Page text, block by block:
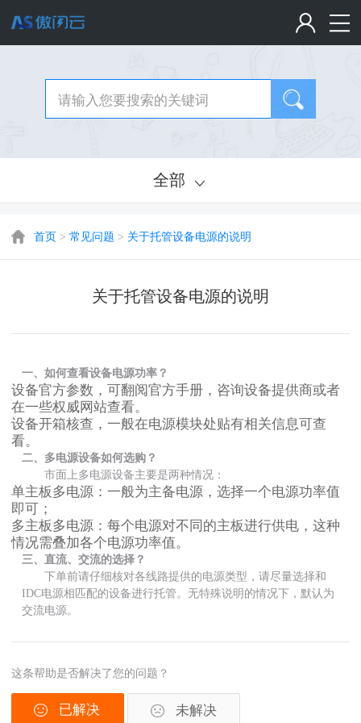
全部
首页 > 常见问题 > 关于托管设备电源的说明
关于托管设备电源的说明
一、如何查看设备电源功率？
设备官方参数，可翻阅官方手册，咨询设备提供商或者
在一些权威网站查看。
设备开箱核查，一般在电源模块处贴有相关信息可查
看。
二、多电源设备如何选购？
市面上多电源设备主要是两种情况：
单主板多电源：一般为主备电源，选择一个电源功率值
即可；
多主板多电源：每个电源对不同的主板进行供电，这种
情况需叠加各个电源功率值。
三、直流、交流的选择？
下单前请仔细核对各线路提供的电源类型，请尽量选择和
IDC电源相匹配的设备进行托管。无特殊说明的情况下，默认为
交流电源。
这条帮助是否解决了您的问题？
已解决 未解决